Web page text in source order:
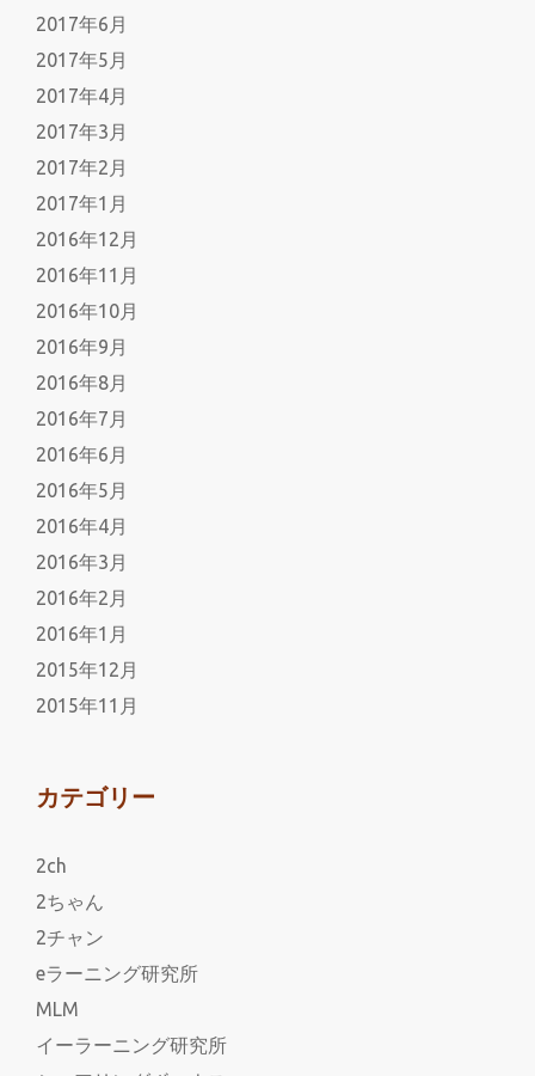
2017年6月
2017年5月
2017年4月
2017年3月
2017年2月
2017年1月
2016年12月
2016年11月
2016年10月
2016年9月
2016年8月
2016年7月
2016年6月
2016年5月
2016年4月
2016年3月
2016年2月
2016年1月
2015年12月
2015年11月
カテゴリー
2ch
2ちゃん
2チャン
eラーニング研究所
MLM
イーラーニング研究所